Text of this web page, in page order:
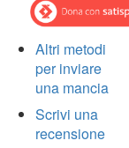
Altri metodi
per inviare
una mancia
Scrivi una
recensione